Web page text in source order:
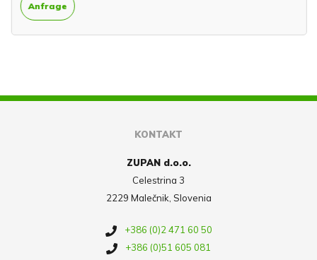
Anfrage
KONTAKT
ZUPAN d.o.o.
Celestrina 3
2229 Malečnik, Slovenia
+386 (0)2 471 60 50
+386 (0)51 605 081